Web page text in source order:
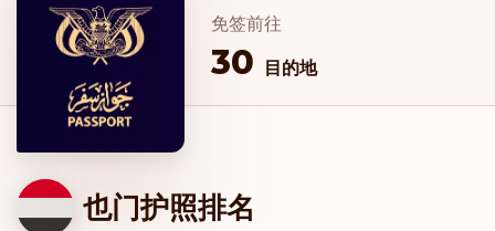
免签前往
30 目的地
也门护照排名